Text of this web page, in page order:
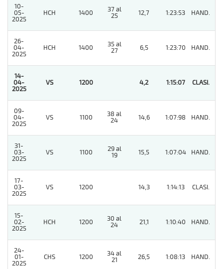
10-
05-
2025
HCH 1400
37 al
25
12,7 1:23:53 HAND.
26-
04-
2025
HCH 1400
35 al
27
6,5 1:23:70 HAND.
14-
04-
2025
VS 1200 4,2 1:15:07 CLASI.
09-
04-
2025
VS 1100
38 al
24
14,6 1:07:98 HAND.
31-
03-
2025
VS 1100
29 al
19
15,5 1:07:04 HAND.
17-
03-
2025
VS 1200 14,3 1:14:13 CLASI.
15-
02-
2025
HCH 1200
30 al
24
21,1 1:10:40 HAND.
24-
01-
2025
CHS 1200
34 al
21
26,5 1:08:13 HAND.